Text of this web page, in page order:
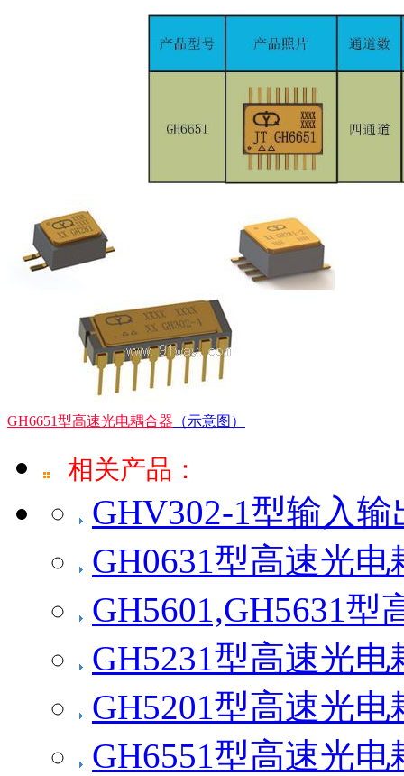
GH6651型高速光电耦合器 （示意图）
相关产品：
GHV302-1型输入
GH0631型高速光电
GH5601,GH5631型
GH5231型高速光电
GH5201型高速光电
GH6551型高速光电